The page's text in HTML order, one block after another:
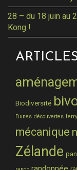
28 – du 18 juin au
Kong !
Biodiversité
Dunes découvertes ferry
mécanique
Zélande